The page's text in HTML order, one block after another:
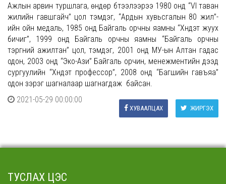
Ажлын арвин туршлага, өндөр бүтээлээрээ 1980 онд “VI таван
жилийн гавшгайч” цол тэмдэг, “Ардын хувьсгалын 80 жил”-
ийн ойн медаль, 1985 онд Байгаль орчны яамны “Хүндэт жуух
бичиг”, 1999 онд Байгаль орчны яамны “Байгаль орчны
тэргүүний ажилтан” цол, тэмдэг, 2001 онд МУ-ын Алтан гадас
одон, 2003 онд “Эко-Ази” Байгаль орчин, менежментийн дээд
сургуулийн “Хүндэт профессор”, 2008 онд “Багшийн гавъяа”
одон зэрэг шагналаар шагнагдаж байсан.
2021-05-29 00:00:00
ЖИРГЭХ
ХУВААЛЦАХ
ТУСЛАХ ЦЭС